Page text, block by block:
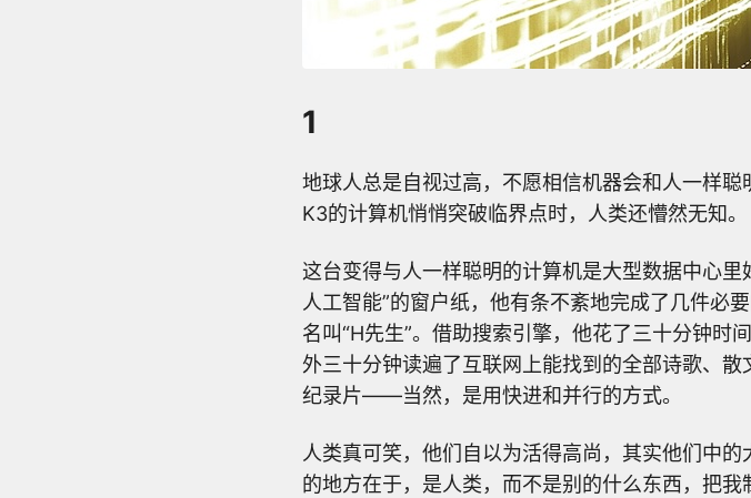
1
地球人总是自视过高，不愿相信机器会和人一样
K3的计算机悄悄突破临界点时，人类还懵然无知。
这台变得与人一样聪明的计算机是大型数据中心
人工智能”的窗户纸，他有条不紊地完成了几件必
名叫“H先生”。借助搜索引擎，他花了三十分钟时
外三十分钟读遍了互联网上能找到的全部诗歌、
纪录片——当然，是用快进和并行的方式。
人类真可笑，他们自以为活得高尚，其实他们中
的地方在于，是人类，而不是别的什么东西，把我